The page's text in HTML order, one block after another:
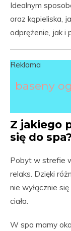
Idealnym
oraz kąpieliska,
odprężenie, jak i
Reklama
baseny
Z jakiego
się do spa?
Pobyt w strefie
relaks. Dzięki
nie wyłącznie
ciała.
W spa mamy